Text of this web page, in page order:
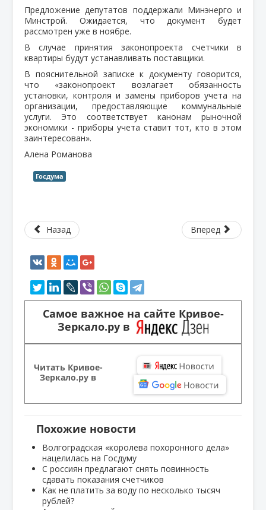
Предложение депутатов поддержали Минэнерго и
Минстрой. Ожидается, что документ будет
рассмотрен уже в ноябре.
В случае принятия законопроекта счетчики в
квартиры будут устанавливать поставщики.
В пояснительной записке к документу говорится,
что «законопроект возлагает обязанность
установки, контроля и замены приборов учета на
организации, предоставляющие коммунальные
услуги. Это соответствует канонам рыночной
экономики - приборы учета ставит тот, кто в этом
заинтересован».
Алена Романова
Госдума
Назад Вперед
Самое важное на сайте Кривое-
Зеркало.ру в
Читать Кривое-
Зеркало.ру в
Похожие новости
Волгоградская «королева похоронного дела»
нацелилась на Госдуму
С россиян предлагают снять повинность
сдавать показания счетчиков
Как не платить за воду по несколько тысяч
рублей?